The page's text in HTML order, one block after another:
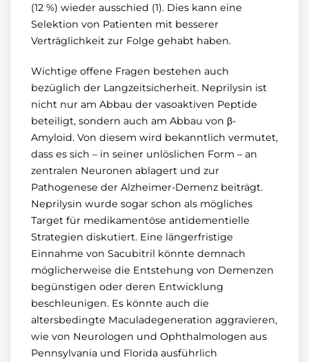
(12 %) wieder ausschied (1). Dies kann eine
Selektion von Patienten mit besserer
Verträglichkeit zur Folge gehabt haben.
Wichtige offene Fragen bestehen auch
bezüglich der Langzeitsicherheit. Neprilysin ist
nicht nur am Abbau der vasoaktiven Peptide
beteiligt, sondern auch am Abbau von β-
Amyloid. Von diesem wird bekanntlich vermutet,
dass es sich – in seiner unlöslichen Form – an
zentralen Neuronen ablagert und zur
Pathogenese der Alzheimer-Demenz beiträgt.
Neprilysin wurde sogar schon als mögliches
Target für medikamentöse antidementielle
Strategien diskutiert. Eine längerfristige
Einnahme von Sacubitril könnte demnach
möglicherweise die Entstehung von Demenzen
begünstigen oder deren Entwicklung
beschleunigen. Es könnte auch die
altersbedingte Maculadegeneration aggravieren,
wie von Neurologen und Ophthalmologen aus
Pennsylvania und Florida ausführlich